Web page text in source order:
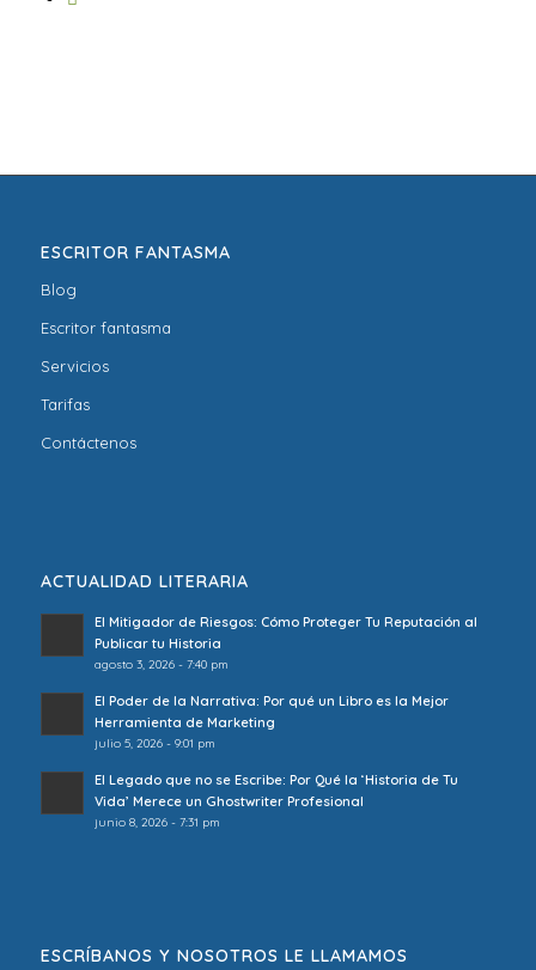
ESCRITOR FANTASMA
Blog
Escritor fantasma
Servicios
Tarifas
Contáctenos
ACTUALIDAD LITERARIA
El Mitigador de Riesgos: Cómo Proteger Tu Reputación al
Publicar tu Historia
agosto 3, 2026 - 7:40 pm
El Poder de la Narrativa: Por qué un Libro es la Mejor
Herramienta de Marketing
julio 5, 2026 - 9:01 pm
El Legado que no se Escribe: Por Qué la ‘Historia de Tu
Vida’ Merece un Ghostwriter Profesional
junio 8, 2026 - 7:31 pm
ESCRÍBANOS Y NOSOTROS LE LLAMAMOS